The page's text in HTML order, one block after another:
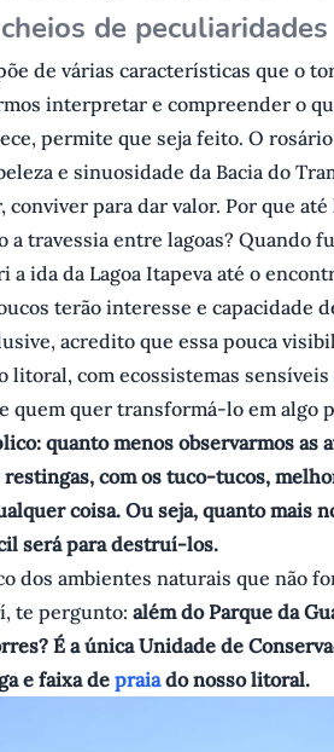
de peculiaridades
de várias características que o
interpretar e compreender o
permite que seja feito. O
e sinuosidade da Bacia do
conviver para dar valor. Por que
a travessia entre lagoas? Quando
a ida da Lagoa Itapeva até o
terão interesse e capacidade
acredito que essa pouca
litoral, com ecossistemas
quem quer transformá-lo em algo
quanto menos observarmos as
restingas, com os tuco-tucos,
coisa. Ou seja, quanto mais
será para destruí-los.
dos ambientes naturais que não
te pergunto: além do Parque da
É a única Unidade de
e faixa de praiado nosso litoral.